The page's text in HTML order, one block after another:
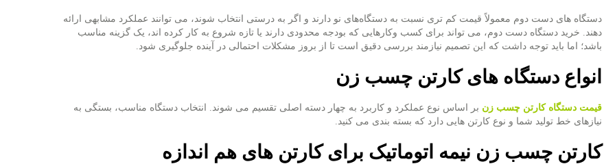
دستگاه‌ های دست دوم معمولاً قیمت کم تری نسبت به دستگاه‌های نو دارند و اگر به‌ درستی انتخاب شوند، می‌ توانند عملکرد مشابهی ارائه
دهند. خرید دستگاه دست دوم، می‌ تواند برای کسب ‌وکارهایی که بودجه محدودی دارند یا تازه شروع به کار کرده ‌اند، یک گزینه مناسب
باشد؛ اما باید توجه داشت که این تصمیم نیازمند بررسی دقیق است تا از بروز مشکلات احتمالی در آینده جلوگیری شود.
انواع دستگاه‌ های کارتن چسب زن
قیمت دستگاه‌ کارتن چسب زن بر اساس نوع عملکرد و کاربرد به چهار دسته اصلی تقسیم می‌ شوند. انتخاب دستگاه مناسب، بستگی به
نیازهای خط تولید شما و نوع کارتن‌ هایی دارد که بسته‌ بندی می ‌کنید.
کارتن چسب زن نیمه ‌اتوماتیک برای کارتن‌ های هم ‌اندازه